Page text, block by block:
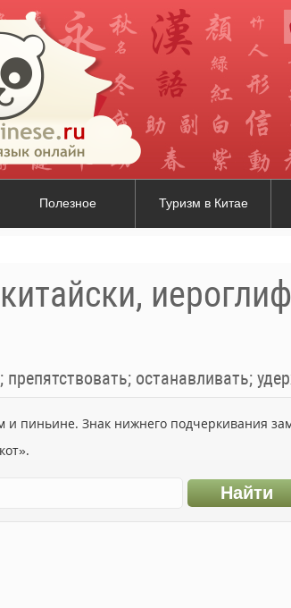
Полезное Туризм в Китае
иероглиф
останавливать;
и пиньине. Знак нижнего подчеркивания